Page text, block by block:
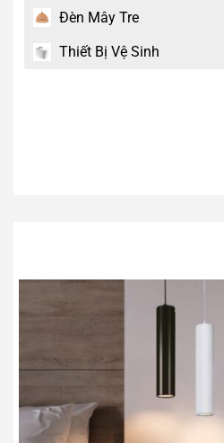
Đèn Mây Tre
Thiết Bị Vệ Sinh